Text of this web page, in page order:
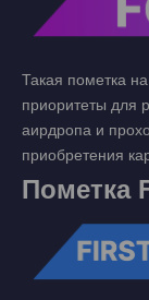
Такая пометка
приоритеты для
аирдропа и
приобретения
Пометка